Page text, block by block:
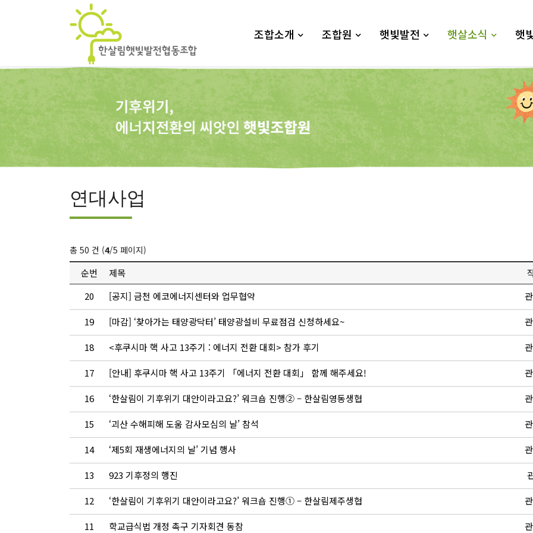
조합소개 조합원 햇빛발전 햇살소식 햇
연대사업
총 50 건 (4/5 페이지)
순번 제목
20
[공지] 금천 에코에너지센터와 업무협약
19 [마감] ‘찾아가는 태양광닥터’ 태양광설비 무료점검 신청하세요~
18 <후쿠시마 핵 사고 13주기 : 에너지 전환 대회> 참가 후기
17 [안내] 후쿠시마 핵 사고 13주기 「에너지 전환 대회」 함께 해주세요!
16 ‘한살림이 기후위기 대안이라고요?’ 워크숍 진행② – 한살림영동생협
15 ‘괴산 수해피해 도움 감사모심의 날’ 참석
14 ‘제5회 재생에너지의 날’ 기념 행사
13 923 기후정의 행진
12 ‘한살림이 기후위기 대안이라고요?’ 워크숍 진행① – 한살림제주생협
11 학교급식법 개정 촉구 기자회견 동참